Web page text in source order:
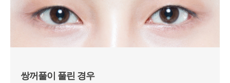
쌍꺼풀이 풀린 경우